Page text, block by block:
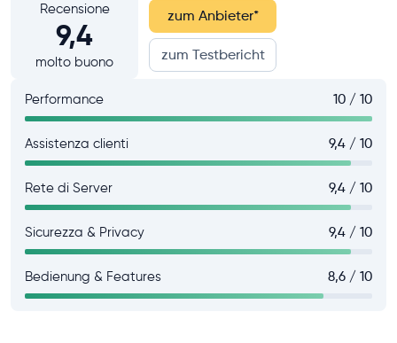
Recensione
9,4
molto buono
zum Anbieter*
zum Testbericht
Performance 10 / 10
Assistenza clienti 9,4 / 10
Rete di Server 9,4 / 10
Sicurezza & Privacy 9,4 / 10
Bedienung & Features 8,6 / 10